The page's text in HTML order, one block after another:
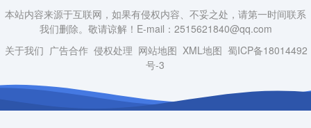
本站内容来源于互联网，如果有侵权内容、不妥之处，请第一时间联系
我们删除。敬请谅解！E-mail：2515621840@qq.com
关于我们 广告合作 侵权处理 网站地图 XML地图 蜀ICP备18014492
号-3